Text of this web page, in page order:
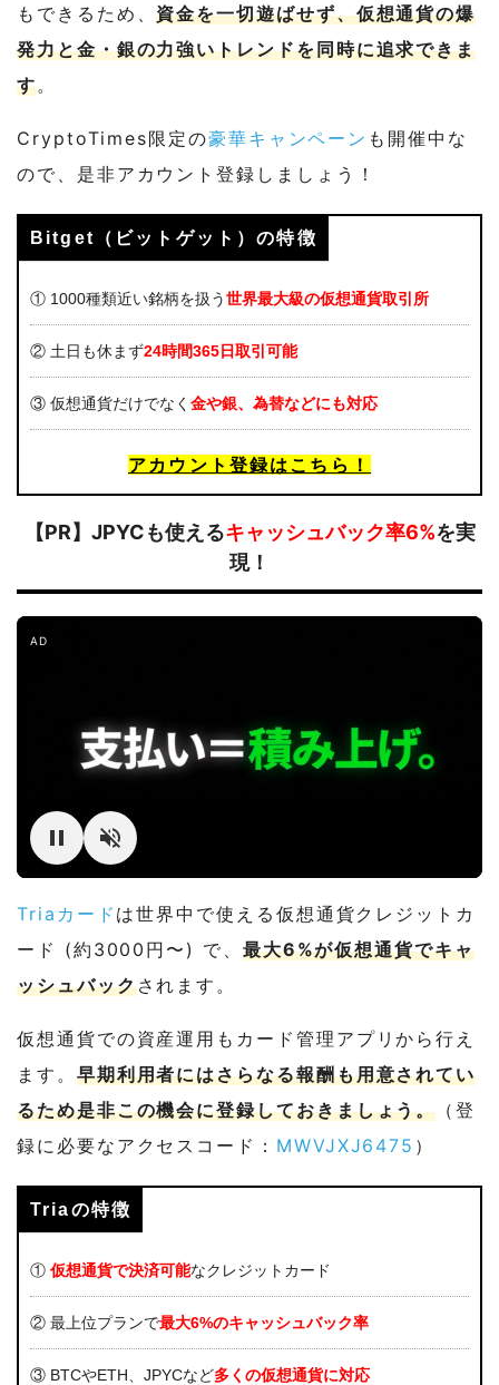
もできるため、資金を一切遊ばせず、仮想通貨の爆
発力と金・銀の力強いトレンドを同時に追求できま
す。
CryptoTimes限定の豪華キャンペーン も開催中な
ので、是非アカウント登録しましょう！
Bitget（ビットゲット）の特徴
① 1000種類近い銘柄を扱う世界最大級の仮想通貨取引所
② 土日も休まず24時間365日取引可能
③ 仮想通貨だけでなく 金や銀、為替などにも対応
アカウント登録はこちら！
【PR】JPYCも使えるキャッシュバック率6%を実
現！
AD
Triaカード は世界中で使える仮想通貨クレジットカ
ード (約3000円〜) で、 最大6%が仮想通貨でキャ
ッシュバックされます。
仮想通貨での資産運用もカード管理アプリから行え
ます。 早期利用者にはさらなる報酬も用意されてい
るため是非この機会に登録しておきましょう。 （登
録に必要なアクセスコード： MWVJXJ6475 ）
Triaの特徴
① 仮想通貨で決済可能なクレジットカード
② 最上位プランで最大6%のキャッシュバック率
③ BTCやETH、JPYCなど多くの仮想通貨に対応